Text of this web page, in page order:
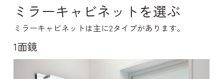
ミラーキャビネットを選ぶ
ミラーキャビネットは主に2タイプがあります。
1面鏡